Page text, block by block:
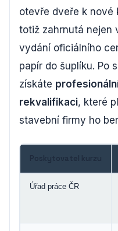
otevře dveře k nové
totiž zahrnutá nejen
vydání oficiálního
papír do šuplíku. Po
získáte
rekvalifikaci, které
stavební firmy ho
Úřad práce ČR